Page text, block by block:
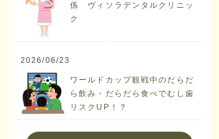
係 ヴィソラデンタルクリニッ
ク
2026/06/23
ワールドカップ観戦中のだらだ
ら飲み・だらだら食べでむし歯
リスクUP！？